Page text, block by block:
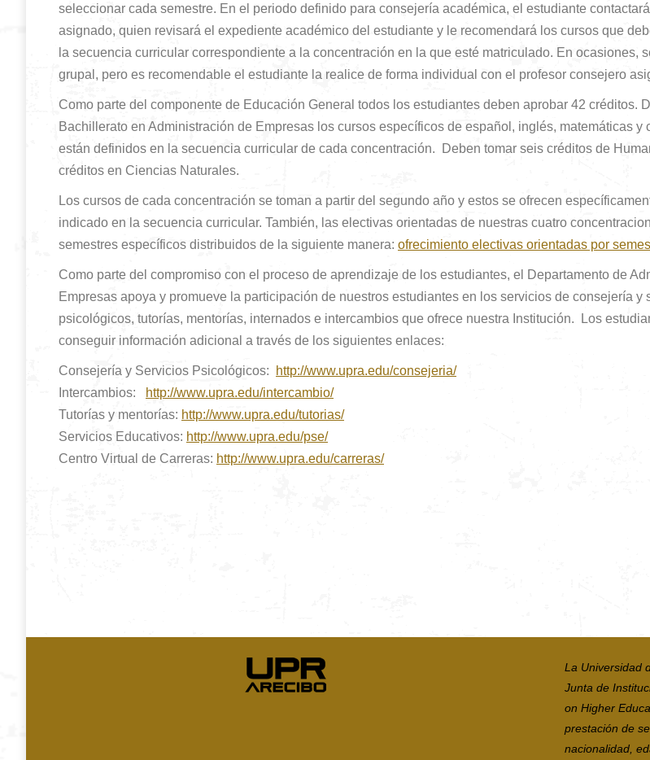
seleccionar cada semestre. En el periodo definido para consejería académica, el estudiante
asignado, quien revisará el expediente académico del estudiante y le recomendará los cursos que
la secuencia curricular correspondiente a la concentración en la que esté matriculado. En ocasiones,
grupal, pero es recomendable el estudiante la realice de forma individual con el profesor consejero
Como parte del componente de Educación General todos los estudiantes deben aprobar 42 créditos.
Bachillerato en Administración de Empresas los cursos específicos de español, inglés, matemáticas y
están definidos en la secuencia curricular de cada concentración. Deben tomar seis créditos de
créditos en Ciencias Naturales.
Los cursos de cada concentración se toman a partir del segundo año y estos se ofrecen
indicado en la secuencia curricular. También, las electivas orientadas de nuestras cuatro
semestres específicos distribuidos de la siguiente manera: ofrecimiento electivas orientadas por
Como parte del compromiso con el proceso de aprendizaje de los estudiantes, el Departamento de
Empresas apoya y promueve la participación de nuestros estudiantes en los servicios de consejería y
psicológicos, tutorías, mentorías, internados e intercambios que ofrece nuestra Institución. Los
conseguir información adicional a través de los siguientes enlaces:
Consejería y Servicios Psicológicos:
http://www.upra.edu/consejeria/
Intercambios:
http://www.upra.edu/intercambio/
Tutorías y mentorías: http://www.upra.edu/tutorias/
Servicios Educativos: http://www.upra.edu/pse/
Centro Virtual de Carreras: http://www.upra.edu/carreras/
La Universidad
Junta de
on Higher
prestación de
nacionalidad,